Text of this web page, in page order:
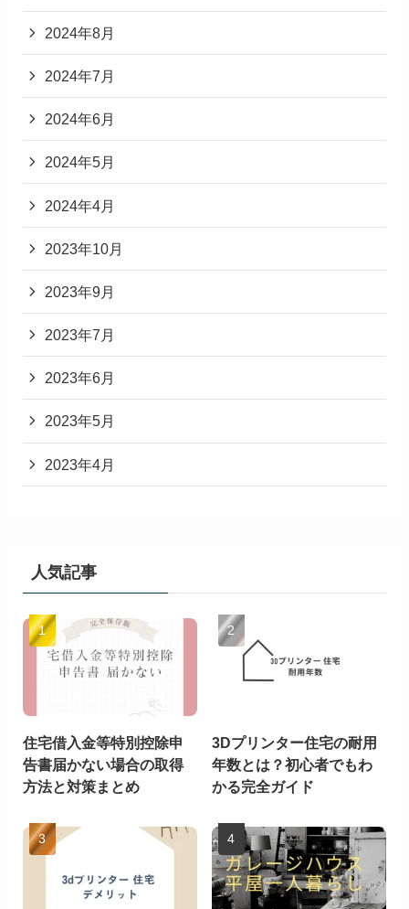
2024年8月
2024年7月
2024年6月
2024年5月
2024年4月
2023年10月
2023年9月
2023年7月
2023年6月
2023年5月
2023年4月
人気記事
住宅借入金等特別控除申
告書届かない場合の取得
方法と対策まとめ
3Dプリンター住宅の耐用
年数とは？初心者でもわ
かる完全ガイド